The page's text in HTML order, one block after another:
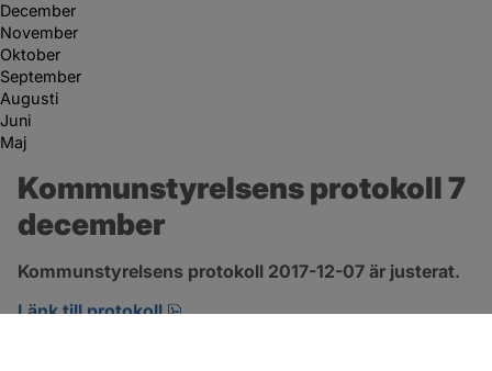
December
November
Oktober
September
Augusti
Juni
Maj
Kommunstyrelsens protokoll 7
december
Kommunstyrelsens protokoll 2017-12-07 är justerat.
Länk till protokoll
pdf, 123.1 kB, öppnas i nytt fönster.